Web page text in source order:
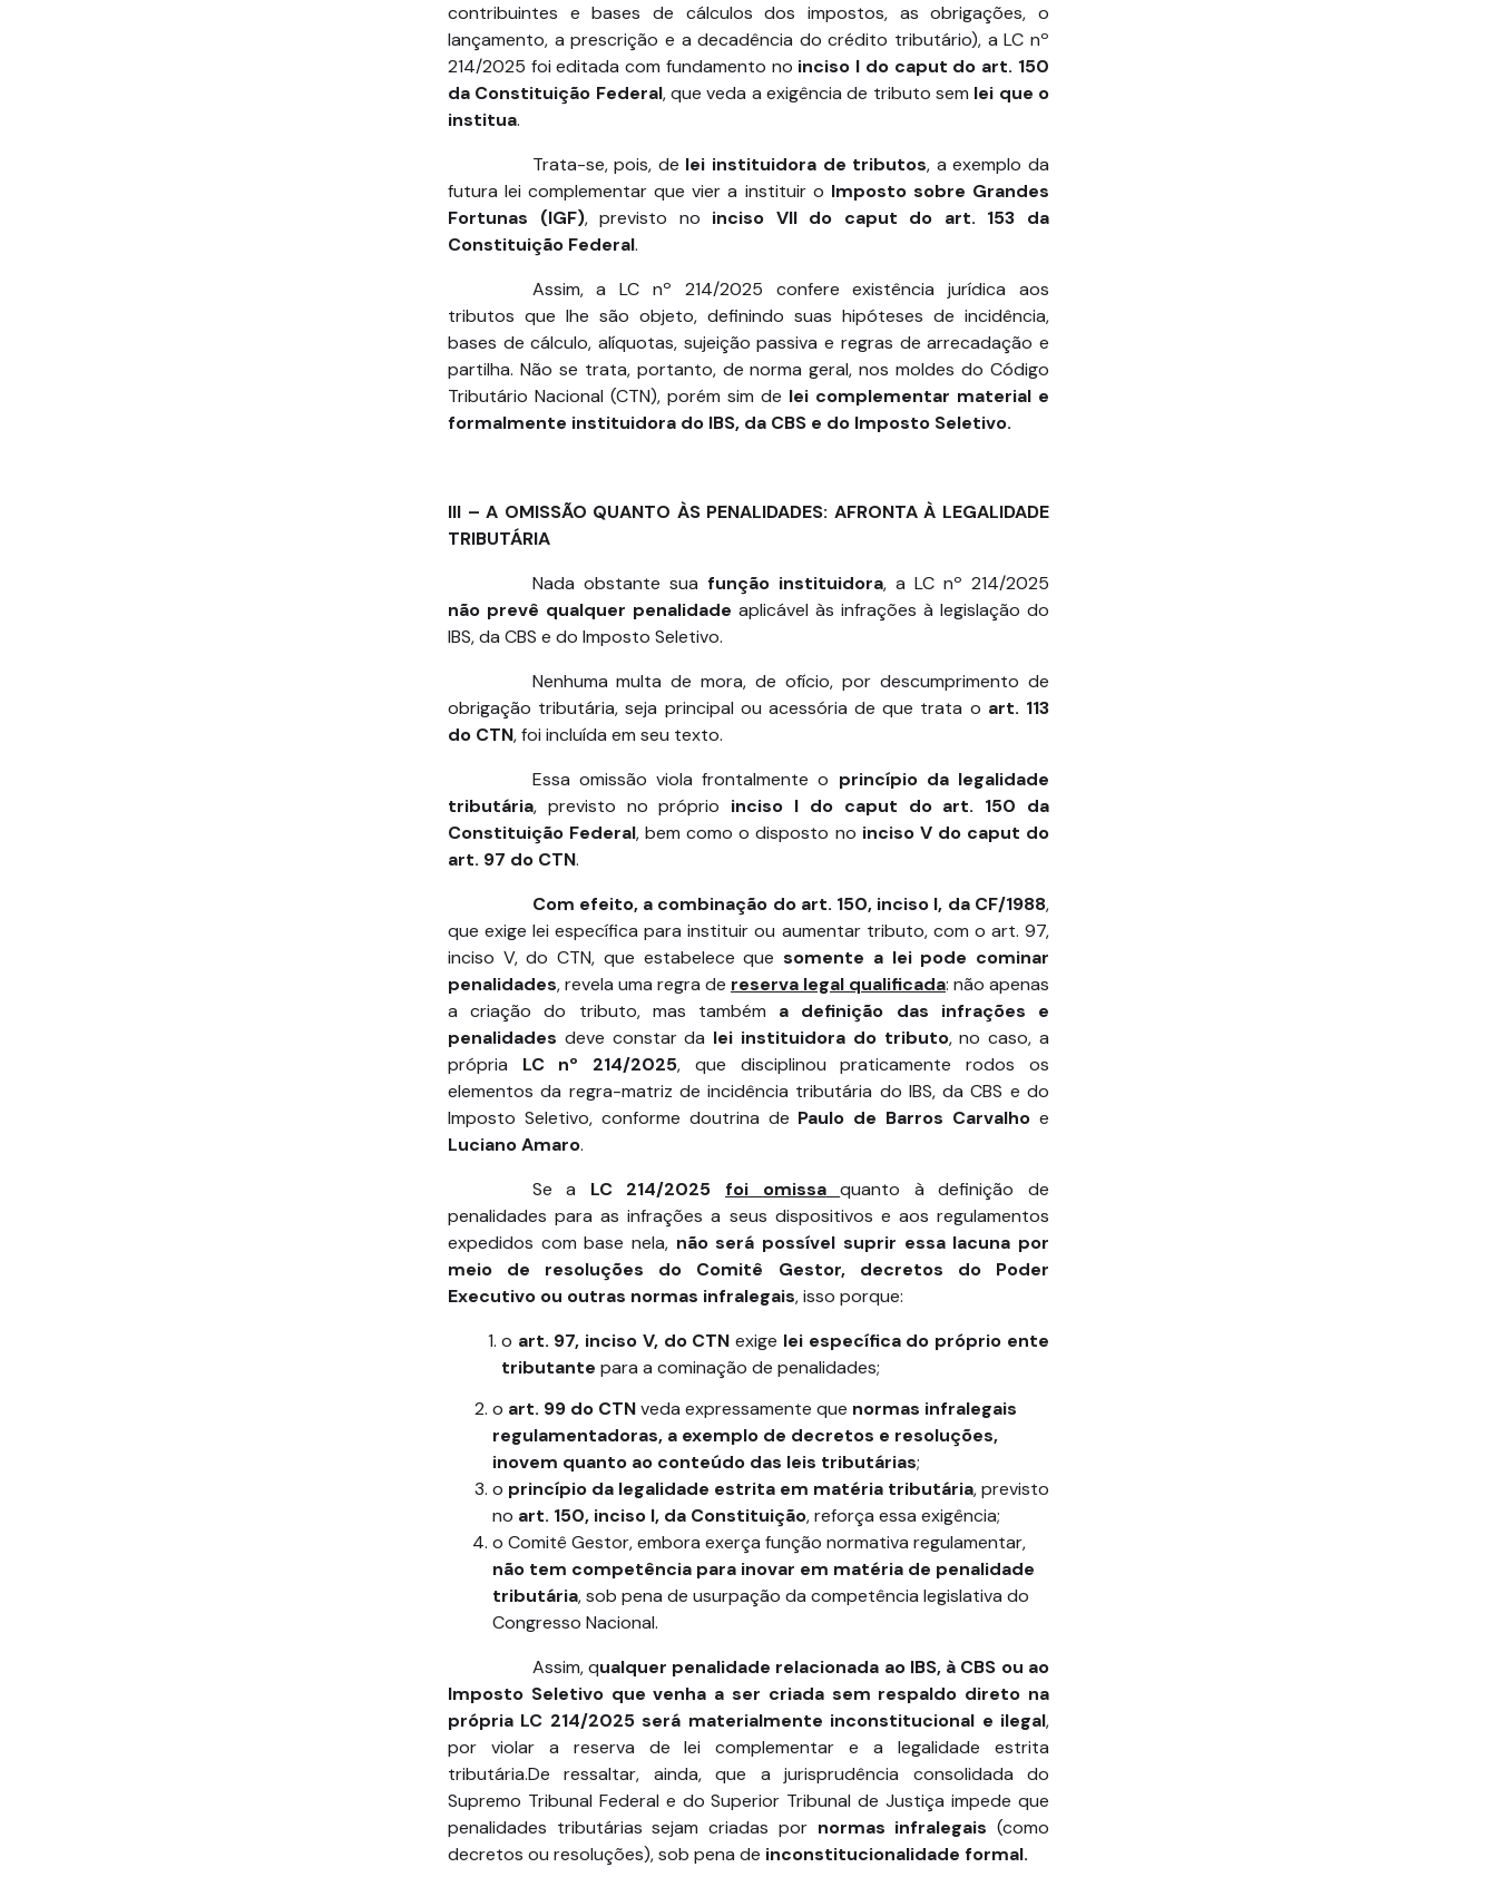
contribuintes e bases de cálculos dos impostos, as obrigações, o
lançamento, a prescrição e a decadência do crédito tributário), a LC nº
214/2025 foi editada com fundamento no inciso I do caput do art. 150
da Constituição Federal, que veda a exigência de tributo sem lei que o
institua.
Trata-se, pois, de lei instituidora de tributos, a exemplo da
futura lei complementar que vier a instituir o Imposto sobre Grandes
Fortunas (IGF), previsto no inciso VII do caput do art. 153 da
Constituição Federal.
Assim, a LC nº 214/2025 confere existência jurídica aos
tributos que lhe são objeto, definindo suas hipóteses de incidência,
bases de cálculo, alíquotas, sujeição passiva e regras de arrecadação e
partilha. Não se trata, portanto, de norma geral, nos moldes do Código
Tributário Nacional (CTN), porém sim de lei complementar material e
formalmente instituidora do IBS, da CBS e do Imposto Seletivo.
III – A OMISSÃO QUANTO ÀS PENALIDADES: AFRONTA À LEGALIDADE
TRIBUTÁRIA
Nada obstante sua função instituidora, a LC nº 214/2025
não prevê qualquer penalidade aplicável às infrações à legislação do
IBS, da CBS e do Imposto Seletivo.
Nenhuma multa de mora, de ofício, por descumprimento de
obrigação tributária, seja principal ou acessória de que trata o art. 113
do CTN, foi incluída em seu texto.
Essa omissão viola frontalmente o princípio da legalidade
tributária, previsto no próprio inciso I do caput do art. 150 da
Constituição Federal, bem como o disposto no inciso V do caput do
art. 97 do CTN.
Com efeito, a combinação do art. 150, inciso I, da CF/1988,
que exige lei específica para instituir ou aumentar tributo, com o art. 97,
inciso V, do CTN, que estabelece quesomente a lei pode cominar
penalidades, revela uma regra de reserva legal qualificada: não apenas
a criação do tributo, mas também a definição das infrações e
penalidades deve constar da lei instituidora do tributo, no caso, a
própria LC nº 214/2025, que disciplinou praticamente rodos os
elementos da regra-matriz de incidência tributária do IBS, da CBS e do
Imposto Seletivo, conforme doutrina de Paulo de Barros Carvalho e
Luciano Amaro.
Se a LC 214/2025 foi omissa
quanto à definição de
penalidades para as infrações a seus dispositivos e aos regulamentos
expedidos com base nela, não será possível suprir essa lacuna por
meio de resoluções do Comitê Gestor, decretos do Poder
Executivo ou outras normas infralegais, isso porque:
o art. 97, inciso V, do CTN exige lei específica do próprio ente
tributante para a cominação de penalidades;
o art. 99 do CTNveda expressamente que normas infralegais
regulamentadoras, a exemplo de decretos e resoluções,
inovem quanto ao conteúdo das leis tributárias;
o princípio da legalidade estrita em matéria tributária, previsto
no art. 150, inciso I, da Constituição, reforça essa exigência;
o Comitê Gestor, embora exerça função normativa regulamentar,
não tem competência para inovar em matéria de penalidade
tributária, sob pena de usurpação da competência legislativa do
Congresso Nacional.
Assim, qualquer penalidade relacionada ao IBS, à CBS ou ao
Imposto Seletivo que venha a ser criada sem respaldo direto na
própria LC 214/2025 será materialmente inconstitucional e ilegal,
por violar a reserva de lei complementar e a legalidade estrita
tributária.De ressaltar, ainda, que a jurisprudência consolidada do
Supremo Tribunal Federal e do Superior Tribunal de Justiça impede que
penalidades tributárias sejam criadas por normas infralegais (como
decretos ou resoluções), sob pena de inconstitucionalidade formal.